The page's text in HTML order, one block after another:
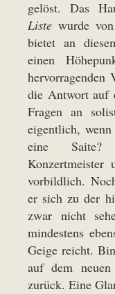
gelöst. Das
Liste wurde
bietet an
einen
hervorragenden
die Antwort auf
Fragen an
eigentlich,
eine Saite?
Konzertmeister
vorbildlich.
er sich zu der
zwar nicht
mindestens
Geige reicht.
auf dem
zurück. Eine